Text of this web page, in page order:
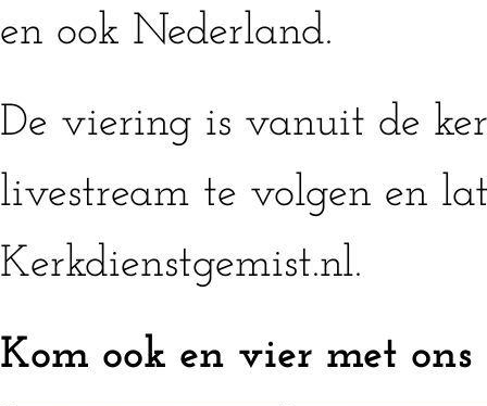
en ook Nederland.
De viering is vanuit de
livestream te volgen en
Kerkdienstgemist.nl.
Kom ook en vier met ons